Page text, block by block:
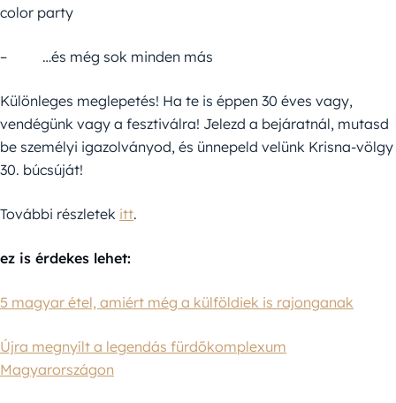
color party
– …és még sok minden más
Különleges meglepetés! Ha te is éppen 30 éves vagy,
vendégünk vagy a fesztiválra! Jelezd a bejáratnál, mutasd
be személyi igazolványod, és ünnepeld velünk Krisna-völgy
30. búcsúját!
További részletek itt.
ez is érdekes lehet:
5 magyar étel, amiért még a külföldiek is rajonganak
Újra megnyílt a legendás fürdőkomplexum
Magyarországon